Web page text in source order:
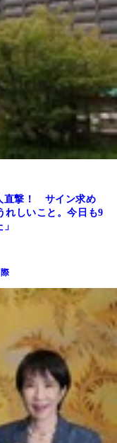
直撃！ サイン求め
しいこと。今日も9